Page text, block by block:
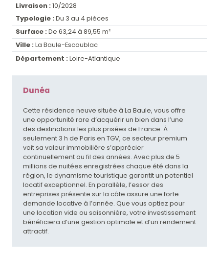
Livraison : 10/2028
Typologie : Du 3 au 4 pièces
Surface : De 63,24 à 89,55 m²
Ville : La Baule-Escoublac
Département : Loire-Atlantique
Dunéa
Cette résidence neuve située à La Baule, vous offre
une opportunité rare d’acquérir un bien dans l’une
des destinations les plus prisées de France. À
seulement 3 h de Paris en TGV, ce secteur premium
voit sa valeur immobilière s’apprécier
continuellement au fil des années. Avec plus de 5
millions de nuitées enregistrées chaque été dans la
région, le dynamisme touristique garantit un potentiel
locatif exceptionnel. En parallèle, l’essor des
entreprises présente sur la côte assure une forte
demande locative à l’année. Que vous optiez pour
une location vide ou saisonnière, votre investissement
bénéficiera d’une gestion optimale et d’un rendement
attractif.